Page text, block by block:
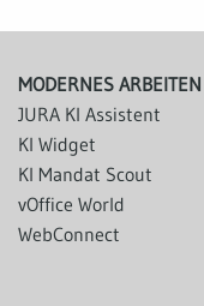
MODERNES ARBEITEN
JURA KI Assistent
KI Widget
KI Mandat Scout
vOffice World
WebConnect